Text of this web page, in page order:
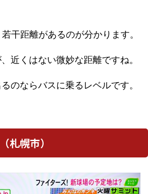
干距離があるのが分かります。
近くはない微妙な距離ですね。
のならバスに乗るレベルです。
札幌市）